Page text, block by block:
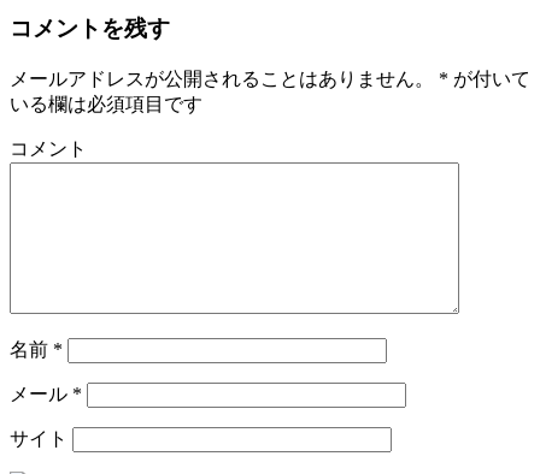
コメントを残す
メールアドレスが公開されることはありません。 * が付いて
いる欄は必須項目です
コメント
名前 *
メール *
サイト